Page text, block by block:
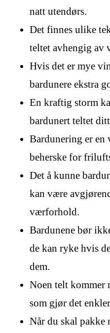
natt utendørs.
Det finnes ulike
teltet avhengig av
Hvis det er mye
bardunere ekstra
En kraftig storm
bardunert teltet
Bardunering er
beherske for
Det å kunne
kan være
værforhold.
Bardunene bør
de kan ryke hvis
dem.
Noen telt kommer
som gjør det
Når du skal pakke